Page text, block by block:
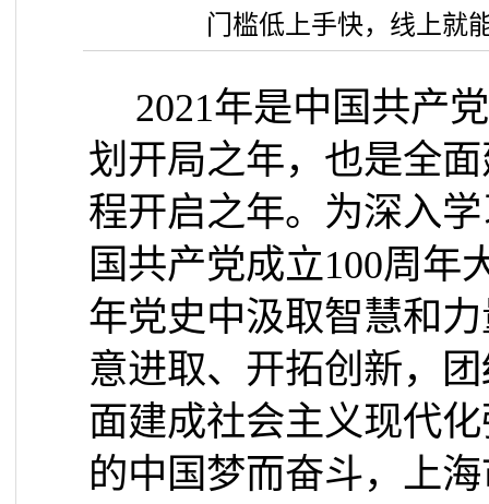
门槛低上手快，线上就
2021年是中国共产
划开局之年，也是全
程开启之年。为深入
国共产党成立100周年
年党史中汲取智慧和
意进取、开拓创新，
面建成社会主义现代
的中国梦而奋斗，上